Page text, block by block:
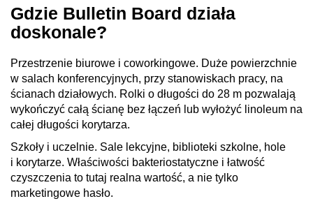
Gdzie Bulletin Board działa
doskonale?
Przestrzenie biurowe i coworkingowe. Duże powierzchnie
w salach konferencyjnych, przy stanowiskach pracy, na
ścianach działowych. Rolki o długości do 28 m pozwalają
wykończyć całą ścianę bez łączeń lub wyłożyć linoleum na
całej długości korytarza.
Szkoły i uczelnie. Sale lekcyjne, biblioteki szkolne, hole
i korytarze. Właściwości bakteriostatyczne i łatwość
czyszczenia to tutaj realna wartość, a nie tylko
marketingowe hasło.